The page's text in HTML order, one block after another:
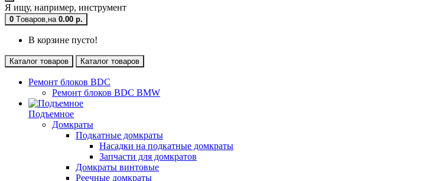
Я ищу, например, инструмент
0 Tоваров,на 0.00 р.
В корзине пусто!
Каталог товаров Каталог товаров
Ремонт блоков BDC
Ремонт блоков BDC BMW
Подъемное
Домкраты
Подкатные домкраты
Насадки на подкатные домкраты
Запчасти для домкратов
Домкраты винтовые
Реечные домкраты